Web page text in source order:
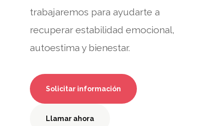
trabajaremos para ayudarte a
recuperar estabilidad emocional,
autoestima y bienestar.
Solicitar información
Llamar ahora